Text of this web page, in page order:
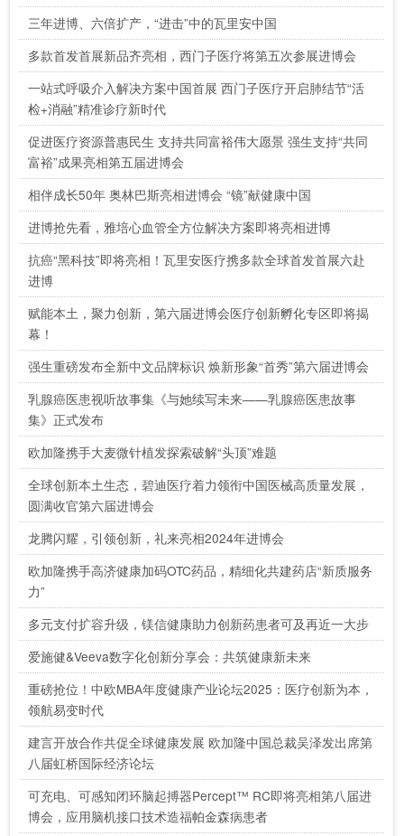
三年进博、六倍扩产，“进击”中的瓦里安中国
多款首发首展新品齐亮相，西门子医疗将第五次参展进博会
一站式呼吸介入解决方案中国首展 西门子医疗开启肺结节“活
检+消融”精准诊疗新时代
促进医疗资源普惠民生 支持共同富裕伟大愿景 强生支持“共同
富裕”成果亮相第五届进博会
相伴成长50年 奥林巴斯亮相进博会 “镜”献健康中国
进博抢先看，雅培心血管全方位解决方案即将亮相进博
抗癌“黑科技”即将亮相！瓦里安医疗携多款全球首发首展六赴
进博
赋能本土，聚力创新，第六届进博会医疗创新孵化专区即将揭
幕！
强生重磅发布全新中文品牌标识 焕新形象“首秀”第六届进博会
乳腺癌医患视听故事集《与她续写未来——乳腺癌医患故事
集》正式发布
欧加隆携手大麦微针植发探索破解“头顶”难题
全球创新本土生态，碧迪医疗着力领衔中国医械高质量发展，
圆满收官第六届进博会
龙腾闪耀，引领创新，礼来亮相2024年进博会
欧加隆携手高济健康加码OTC药品，精细化共建药店“新质服务
力”
多元支付扩容升级，镁信健康助力创新药患者可及再近一大步
爱施健&Veeva数字化创新分享会：共筑健康新未来
重磅抢位！中欧MBA年度健康产业论坛2025：医疗创新为本，
领航易变时代
建言开放合作共促全球健康发展 欧加隆中国总裁吴泽发出席第
八届虹桥国际经济论坛
可充电、可感知闭环脑起搏器Percept™ RC即将亮相第八届进
博会，应用脑机接口技术造福帕金森病患者